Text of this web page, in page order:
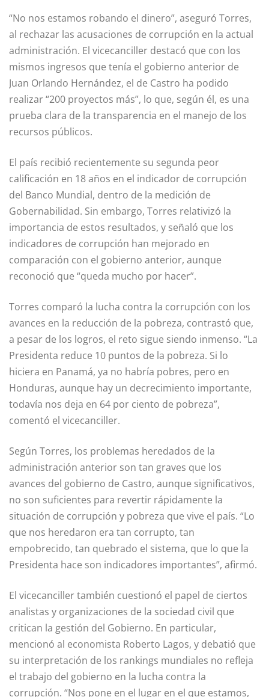
“No nos estamos robando el dinero”, aseguró Torres,
al rechazar las acusaciones de corrupción en la actual
administración. El vicecanciller destacó que con los
mismos ingresos que tenía el gobierno anterior de
Juan Orlando Hernández, el de Castro ha podido
realizar “200 proyectos más”, lo que, según él, es una
prueba clara de la transparencia en el manejo de los
recursos públicos.
El país recibió recientemente su segunda peor
calificación en 18 años en el indicador de corrupción
del Banco Mundial, dentro de la medición de
Gobernabilidad. Sin embargo, Torres relativizó la
importancia de estos resultados, y señaló que los
indicadores de corrupción han mejorado en
comparación con el gobierno anterior, aunque
reconoció que “queda mucho por hacer”.
Torres comparó la lucha contra la corrupción con los
avances en la reducción de la pobreza, contrastó que,
a pesar de los logros, el reto sigue siendo inmenso. “La
Presidenta reduce 10 puntos de la pobreza. Si lo
hiciera en Panamá, ya no habría pobres, pero en
Honduras, aunque hay un decrecimiento importante,
todavía nos deja en 64 por ciento de pobreza”,
comentó el vicecanciller.
Según Torres, los problemas heredados de la
administración anterior son tan graves que los
avances del gobierno de Castro, aunque significativos,
no son suficientes para revertir rápidamente la
situación de corrupción y pobreza que vive el país. “Lo
que nos heredaron era tan corrupto, tan
empobrecido, tan quebrado el sistema, que lo que la
Presidenta hace son indicadores importantes”, afirmó.
El vicecanciller también cuestionó el papel de ciertos
analistas y organizaciones de la sociedad civil que
critican la gestión del Gobierno. En particular,
mencionó al economista Roberto Lagos, y debatió que
su interpretación de los rankings mundiales no refleja
el trabajo del gobierno en la lucha contra la
corrupción. “Nos pone en el lugar en el que estamos,